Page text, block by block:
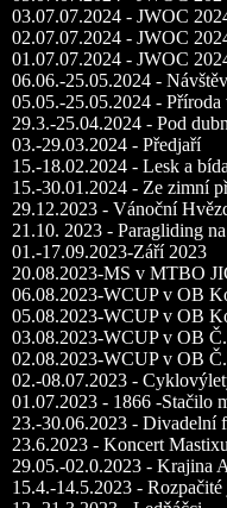
03.07.07.2024 - JWOC
02.07.07.2024 - JWOC
01.07.07.2024 - JWOC
06.06.-25.05.2024 -
05.05.-25.05.2024 - Příroda
29.3.-25.04.2024 - Pod
03.-29.03.2024 - Předjaří
15.-18.02.2024 - Lesk a
15.-30.01.2024 - Ze zimní
29.12.2023 - Vánoční
21.10. 2023 - Paragliding
01.-17.09.2023-Září 2023
20.08.2023-MS v MTBO
06.08.2023-WCUP v OB
05.08.2023-WCUP v OB
03.08.2023-WCUP v OB
02.08.2023-WCUP v OB
02.-08.07.2023 -
01.07.2023 - 1866 -Stačilo
23.-30.06.2023 - Divadelní
23.6.2023 - Koncert Mastixu
29.05.-02.0.2023 - Krajina
15.4.-14.5.2023 - Rozpačité